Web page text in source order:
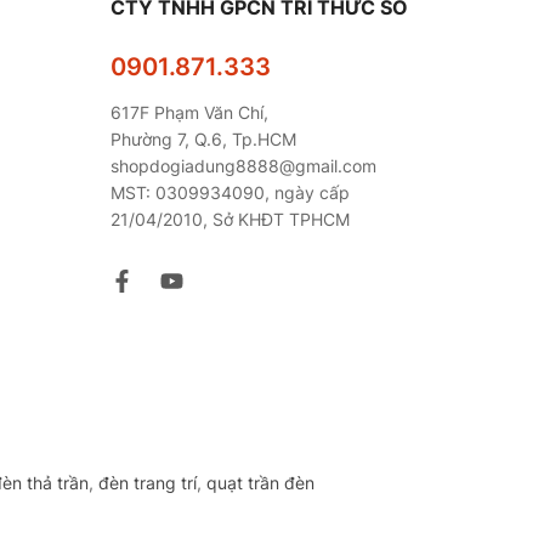
CTY TNHH GPCN TRI THỨC SỐ
0901.871.333
617F Phạm Văn Chí,
Phường 7, Q.6, Tp.HCM
shopdogiadung8888@gmail.com
MST: 0309934090, ngày cấp
21/04/2010, Sở KHĐT TPHCM
thả trần, đèn trang trí, quạt trần đèn